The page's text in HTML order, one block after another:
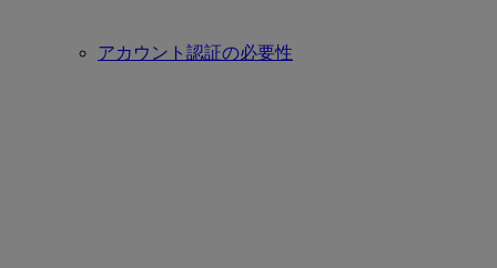
アカウント認証の必要性